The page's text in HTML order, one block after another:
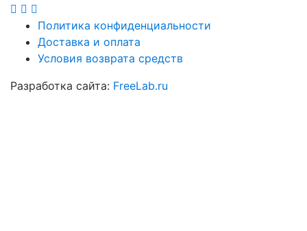
Политика конфиденциальности
Доставка и оплата
Условия возврата средств
Разработка сайта: FreeLab.ru